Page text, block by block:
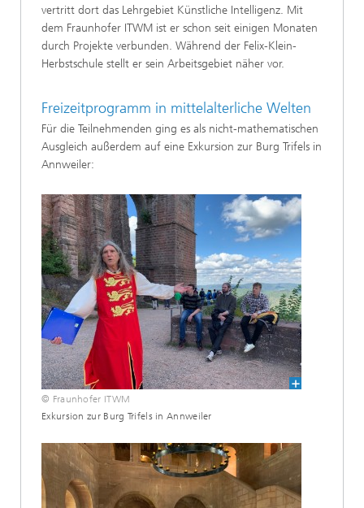
vertritt dort das Lehrgebiet Künstliche Intelligenz. Mit
dem Fraunhofer ITWM ist er schon seit einigen Monaten
durch Projekte verbunden. Während der Felix-Klein-
Herbstschule stellt er sein Arbeitsgebiet näher vor.
Freizeitprogramm in mittelalterliche Welten
Für die Teilnehmenden ging es als nicht-mathematischen
Ausgleich außerdem auf eine Exkursion zur Burg Trifels in
Annweiler:
© Fraunhofer ITWM
Exkursion zur Burg Trifels in Annweiler